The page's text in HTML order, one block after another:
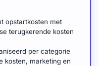
opstartkosten met
terugkerende kosten
per categorie
kosten, marketing en